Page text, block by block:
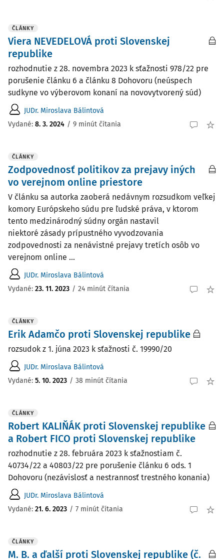
ČLÁNKY
Viera NEVEDELOVÁ proti Slovenskej
republike
rozhodnutie z 28. novembra 2023 k sťažnosti 978/22 pre
porušenie článku 6 a článku 8 Dohovoru (neúspech
sudkyne vo výberovom konaní na novovytvorený súd)
JUDr. Miroslava Bálintová
Vydané: 8. 3. 2024 / 9 minút čítania
ČLÁNKY
Zodpovednosť politikov za prejavy iných
vo verejnom online priestore
V článku sa autorka zaoberá nedávnym rozsudkom veľkej
komory Európskeho súdu pre ľudské práva, v ktorom
tento medzinárodný súdny orgán nastavil
niektoré zásady prípustného vyvodzovania
zodpovednosti za nenávistné prejavy tretích osôb vo
verejnom online ...
JUDr. Miroslava Bálintová
Vydané: 23. 11. 2023 / 24 minút čítania
ČLÁNKY
Erik Adamčo proti Slovenskej republike
rozsudok z 1. júna 2023 k sťažnosti č. 19990/20
JUDr. Miroslava Bálintová
Vydané: 5. 10. 2023 / 38 minút čítania
ČLÁNKY
Robert KALIŇÁK proti Slovenskej republike
a Robert FICO proti Slovenskej republike
rozhodnutie z 28. februára 2023 k sťažnostiam č.
40734/22 a 40803/22 pre porušenie článku 6 ods. 1
Dohovoru (nezávislosť a nestrannosť trestného konania)
JUDr. Miroslava Bálintová
Vydané: 21. 6. 2023 / 7 minút čítania
ČLÁNKY
M. B. a ďalší proti Slovenskej republike (č.